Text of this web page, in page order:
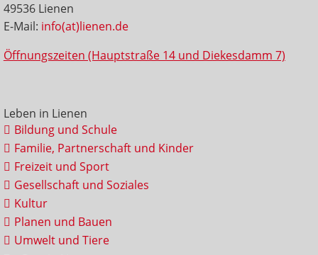
49536 Lienen
E-Mail: info(at)lienen.de
Öffnungszeiten (Hauptstraße 14 und Diekesdamm 7)
Leben in Lienen
Bildung und Schule
Familie, Partnerschaft und Kinder
Freizeit und Sport
Gesellschaft und Soziales
Kultur
Planen und Bauen
Umwelt und Tiere